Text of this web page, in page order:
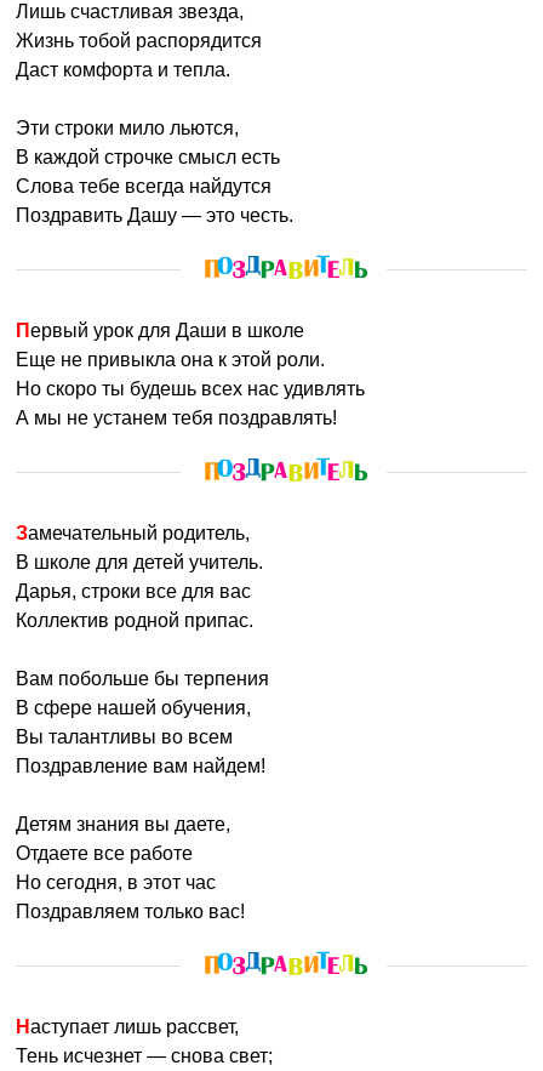
Лишь счастливая звезда,
Жизнь тобой распорядится
Даст комфорта и тепла.
Эти строки мило льются,
В каждой строчке смысл есть
Слова тебе всегда найдутся
Поздравить Дашу — это честь.
Первый урок для Даши в школе
Еще не привыкла она к этой роли.
Но скоро ты будешь всех нас удивлять
А мы не устанем тебя поздравлять!
Замечательный родитель,
В школе для детей учитель.
Дарья, строки все для вас
Коллектив родной припас.
Вам побольше бы терпения
В сфере нашей обучения,
Вы талантливы во всем
Поздравление вам найдем!
Детям знания вы даете,
Отдаете все работе
Но сегодня, в этот час
Поздравляем только вас!
Наступает лишь рассвет,
Тень исчезнет — снова свет;